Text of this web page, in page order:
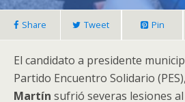
Share Tweet Pin
El candidato a presidente
Partido Encuentro Solidario (PES),
Martín sufrió severas lesiones